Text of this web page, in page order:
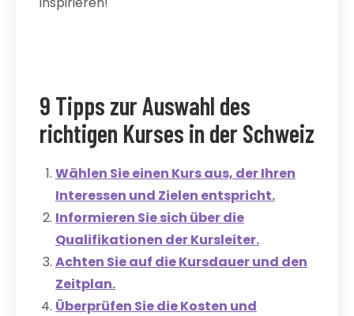
9 Tipps zur Auswahl des
richtigen Kurses in der Schweiz
Wählen Sie einen Kurs aus, der Ihren
Interessen und Zielen entspricht.
Informieren Sie sich über die
Qualifikationen der Kursleiter.
Achten Sie auf die Kursdauer und den
Zeitplan.
Überprüfen Sie die Kosten und